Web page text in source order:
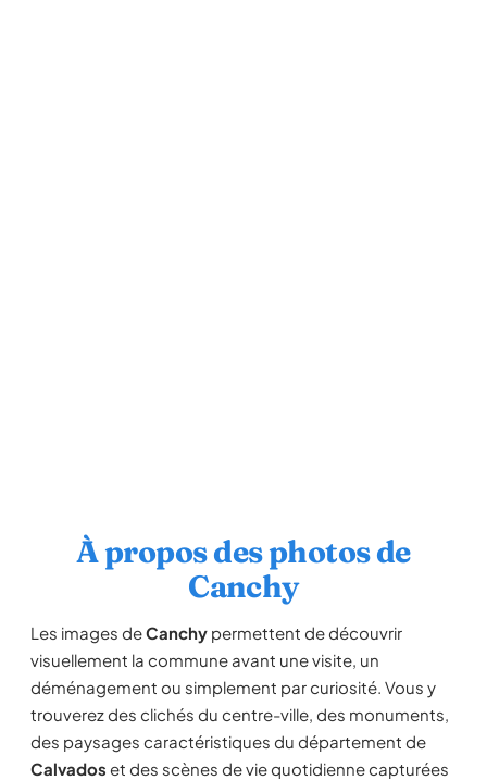
À propos des photos de
Canchy
Les images deCanchy permettent de découvrir
visuellement la commune avant une visite, un
déménagement ou simplement par curiosité. Vous y
trouverez des clichés du centre-ville, des monuments,
des paysages caractéristiques du département de
Calvados et des scènes de vie quotidienne capturées